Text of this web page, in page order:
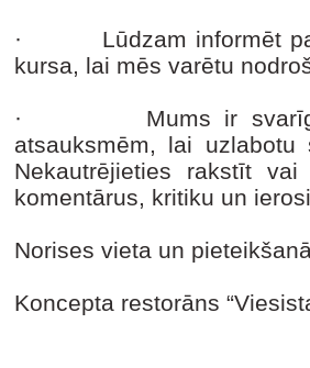
· Lūdzam informēt par
kursa, lai mēs varētu
· Mums ir svarīgs
atsauksmēm, lai
Nekautrējieties rakstīt
komentārus, kritiku un
Norises vieta un
Koncepta restorāns